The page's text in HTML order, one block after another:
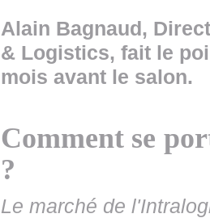
Alain Bagnaud,
& Logistics, fait le
mois avant le salon.
Comment se
?
Le marché de